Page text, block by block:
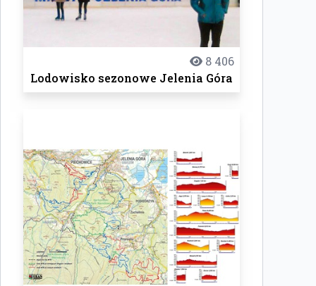
8 406
Lodowisko sezonowe Jelenia Góra